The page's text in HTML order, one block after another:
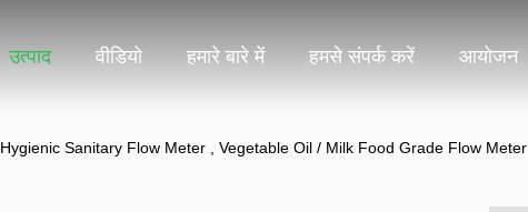
उत्पाद वीडियो हमारे बारे में हमसे संपर्क करें आयोजन
Hygienic Sanitary Flow Meter , Vegetable Oil / Milk Food Grade Flow Meter